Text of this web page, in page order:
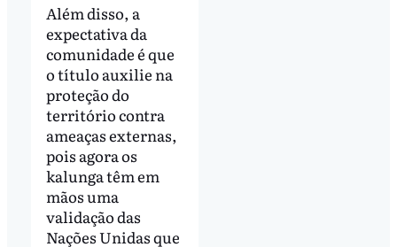
Além disso, a
expectativa da
comunidade é que
o título auxilie na
proteção do
território contra
ameaças externas,
pois agora os
kalunga têm em
mãos uma
validação das
Nações Unidas que